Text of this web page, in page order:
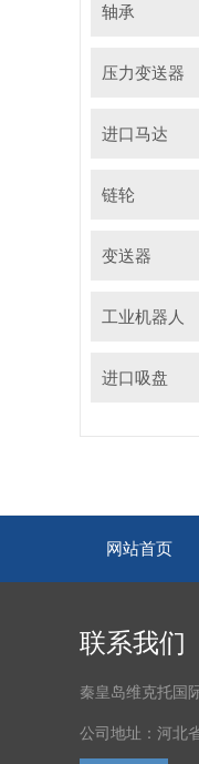
轴承
压力变送器
进口马达
链轮
变送器
工业机器人
进口吸盘
网站首页
联系我们
秦皇岛维克托国
公司地址：河北